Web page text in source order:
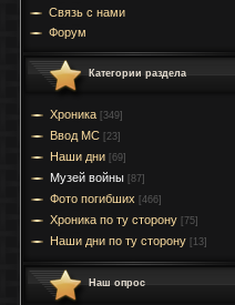
Связь с нами
Форум
Категории раздела
Хроника [349]
Ввод МC [23]
Наши дни [69]
Музей войны [87]
Фото погибших [466]
Хроника по ту сторону [75]
Наши дни по ту сторону [13]
Наш опрос